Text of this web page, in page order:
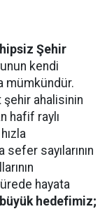
Şehir
kendi
mümkündür.
ahalisinin
hafif raylı
sefer sayılarının
hayata
büyük hedefimiz;